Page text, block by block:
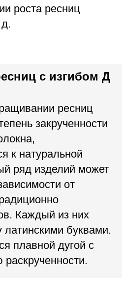
роста ресниц
с изгибом Д
ресниц
закрученности
к натуральной
ряд изделий может
от
Каждый из них
латинскими буквами.
плавной дугой с